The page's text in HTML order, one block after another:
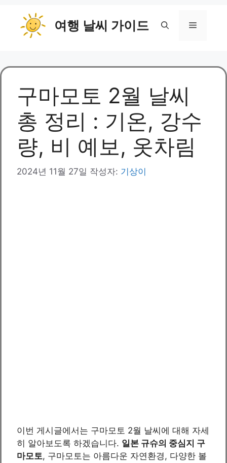
너
여행 날씨 가이드 메
구마모토 2월 날씨
총 정리 : 기온, 강수
량, 비 예보, 옷차림
2024년 11월 27일 작성자: 기상이
이번 게시글에서는 구마모토 2월 날씨에 대해 자세
히 알아보도록 하겠습니다. 일본 규슈의 중심지 구
마모토, 구마모토는 아름다운 자연환경, 다양한 볼